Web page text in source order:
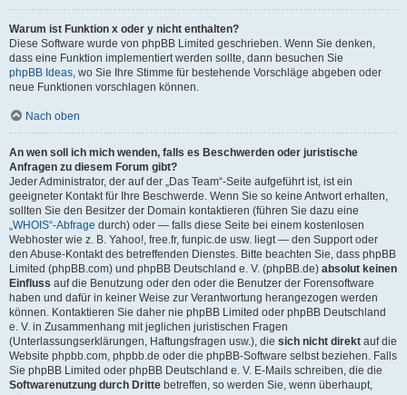
Warum ist Funktion x oder y nicht enthalten?
Diese Software wurde von phpBB Limited geschrieben. Wenn Sie denken,
dass eine Funktion implementiert werden sollte, dann besuchen Sie
phpBB Ideas, wo Sie Ihre Stimme für bestehende Vorschläge abgeben oder
neue Funktionen vorschlagen können.
Nach oben
An wen soll ich mich wenden, falls es Beschwerden oder juristische
Anfragen zu diesem Forum gibt?
Jeder Administrator, der auf der „Das Team“-Seite aufgeführt ist, ist ein
geeigneter Kontakt für Ihre Beschwerde. Wenn Sie so keine Antwort erhalten,
sollten Sie den Besitzer der Domain kontaktieren (führen Sie dazu eine
„WHOIS“-Abfrage durch) oder — falls diese Seite bei einem kostenlosen
Webhoster wie z. B. Yahoo!, free.fr, funpic.de usw. liegt — den Support oder
den Abuse-Kontakt des betreffenden Dienstes. Bitte beachten Sie, dass phpBB
Limited (phpBB.com) und phpBB Deutschland e. V. (phpBB.de) absolut keinen
Einfluss auf die Benutzung oder den oder die Benutzer der Forensoftware
haben und dafür in keiner Weise zur Verantwortung herangezogen werden
können. Kontaktieren Sie daher nie phpBB Limited oder phpBB Deutschland
e. V. in Zusammenhang mit jeglichen juristischen Fragen
(Unterlassungserklärungen, Haftungsfragen usw.), die sich nicht direkt auf die
Website phpbb.com, phpbb.de oder die phpBB-Software selbst beziehen. Falls
Sie phpBB Limited oder phpBB Deutschland e. V. E-Mails schreiben, die die
Softwarenutzung durch Dritte betreffen, so werden Sie, wenn überhaupt,